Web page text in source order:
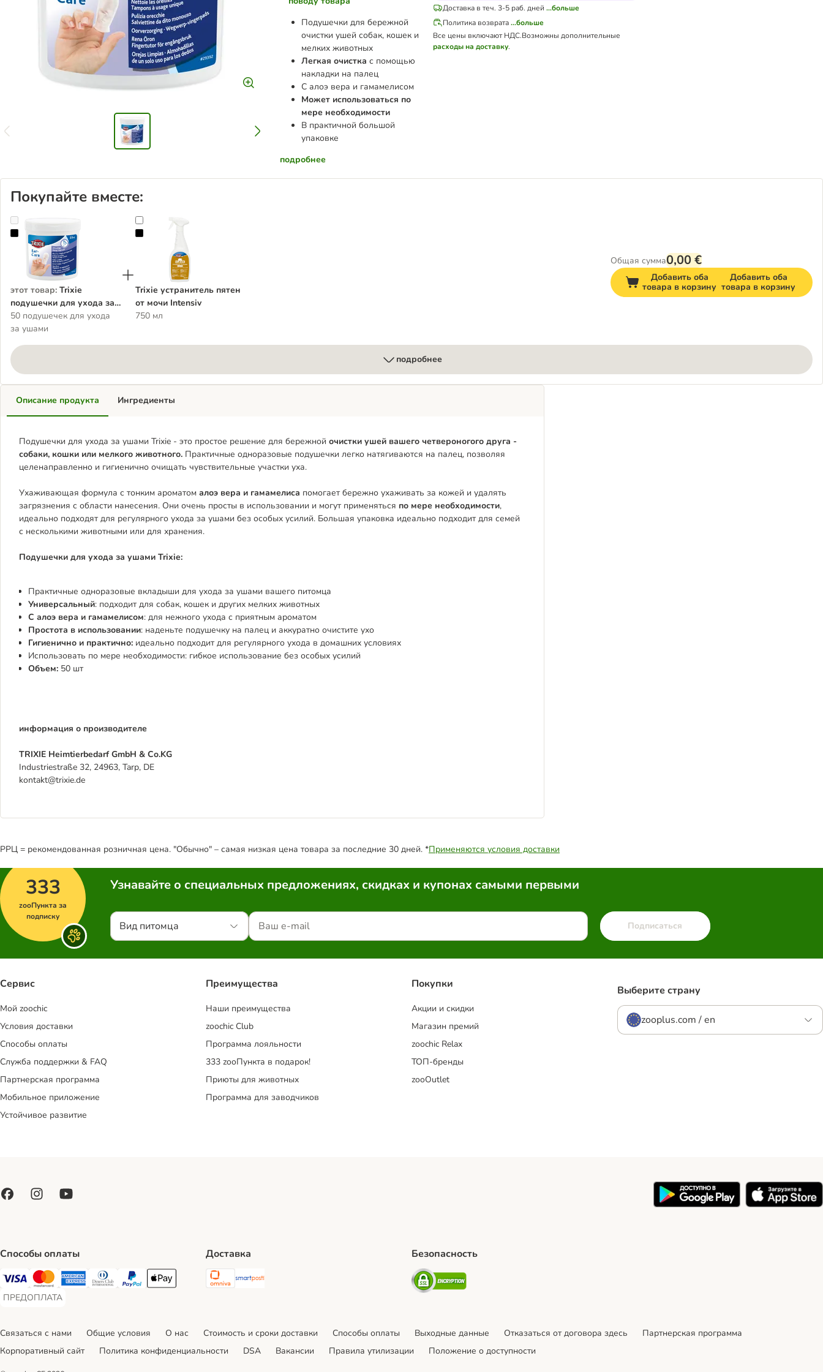
Подушечки для бережной
очистки ушей собак, кошек и
мелких животных
Легкая очистка с помощью
накладки на палец
С алоэ вера и гамамелисом
Может использоваться по
мере необходимости
В практичной большой
упаковке
подробнее
Доставка в теч. 3-5 раб. дней ...больше
Политика возврата ...больше
Все цены включают НДС.Возможны дополнительные
расходы на доставку.
Покупайте вместе:
Trixie подушечки для ухода за ушами
этот товар: Trixie
подушечки для ухода за
ушами
50 подушечек для ухода
за ушами
Trixie устранитель пятен от мочи Intensiv
Trixie устранитель пятен
от мочи Intensiv
750 мл
Общая сумма0,00 €
Добавить оба
товара в корзину
Добавить оба
товара в корзину
подробнее
Описание продукта
Подушечки для ухода за ушами Trixie - это простое решение для бережной очистки ушей вашего четвероногого друга -
собаки, кошки или мелкого животного. Практичные одноразовые подушечки легко натягиваются на палец, позволяя
целенаправленно и гигиенично очищать чувствительные участки уха.
Ухаживающая формула с тонким ароматом алоэ вера и гамамелиса помогает бережно ухаживать за кожей и удалять
загрязнения с области нанесения. Они очень просты в использовании и могут применяться по мере необходимости,
идеально подходят для регулярного ухода за ушами без особых усилий. Большая упаковка идеально подходит для семей
с несколькими животными или для хранения.
Подушечки для ухода за ушами Trixie:
Практичные одноразовые вкладыши для ухода за ушами вашего питомца
Универсальный: подходит для собак, кошек и других мелких животных
С алоэ вера и гамамелисом: для нежного ухода с приятным ароматом
Простота в использовании: наденьте подушечку на палец и аккуратно очистите ухо
Гигиенично и практично: идеально подходит для регулярного ухода в домашних условиях
Использовать по мере необходимости: гибкое использование без особых усилий
Объем: 50 шт
информация о производителе
TRIXIE Heimtierbedarf GmbH & Co.KG
Industriestraße 32, 24963, Tarp, DE
kontakt@trixie.de
Ингредиенты
РРЦ = рекомендованная розничная цена. "Обычно" – самая низкая цена товара за последние 30 дней. *Применяются условия доставки
333
zooПункта за
подписку
Узнавайте о специальных предложениях, скидках и купонах самыми первыми
Вид питомца Подписаться
Сервис
Mой zoochic
Условия доставки
Способы оплаты
Служба поддержки & FAQ
Партнерская программа
Мобильное приложение
Устойчивое развитие
Преимуществa
Наши преимущества
zoochic Club
Программа лояльности
333 zooПункта в подарок!
Приюты для животных
Программа для заводчиков
Покупки
Акции и скидки
Магазин премий
zoochic Relax
ТОП-бренды
zooOutlet
Выберите страну
zooplus.com / en
Способы оплаты
Visa Payment Method
Mastercard Payment Method
American Express Payment Method
Diners Club Payment Method
PayPal Payment Method
Apple Pay Payment Method
ПРЕДОПЛАТА
ПРЕДОПЛАТА Payment Method
Доставка
Omniva Shipping Method
SmartPosti Shipping Method
Безопасность
Security
Связаться с нами Общие условия О нас Стоимость и сроки доставки Cпособы оплаты Выходные данные Отказаться от договора здесь
Партнерская программа
Корпоративный сайт
Политика конфиденциальности DSA Вакансии Правила утилизации Положение о доступности